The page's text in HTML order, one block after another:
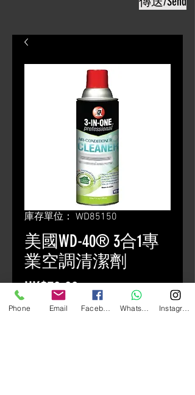
庫存單位： WD85150
美國WD-40® 3合1專
業空調清潔劑
HK$70.00價
格
Phone Email